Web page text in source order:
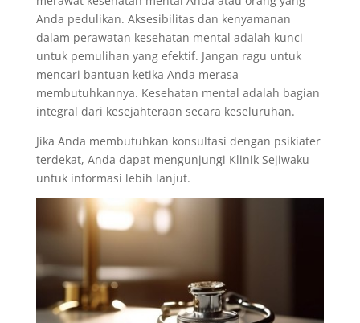
Anda pedulikan. Aksesibilitas dan kenyamanan
dalam perawatan kesehatan mental adalah kunci
untuk pemulihan yang efektif. Jangan ragu untuk
mencari bantuan ketika Anda merasa
membutuhkannya. Kesehatan mental adalah bagian
integral dari kesejahteraan secara keseluruhan.
Jika Anda membutuhkan konsultasi dengan psikiater
terdekat, Anda dapat mengunjungi Klinik Sejiwaku
untuk informasi lebih lanjut.